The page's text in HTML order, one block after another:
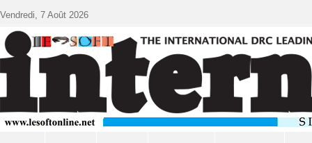
Vendredi, 7 Août 2026